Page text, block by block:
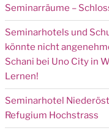
Seminarräume –
Seminarhotels und
könnte nicht
Schani bei Uno City in
Lernen!
Seminarhotel
Refugium Hochstrass